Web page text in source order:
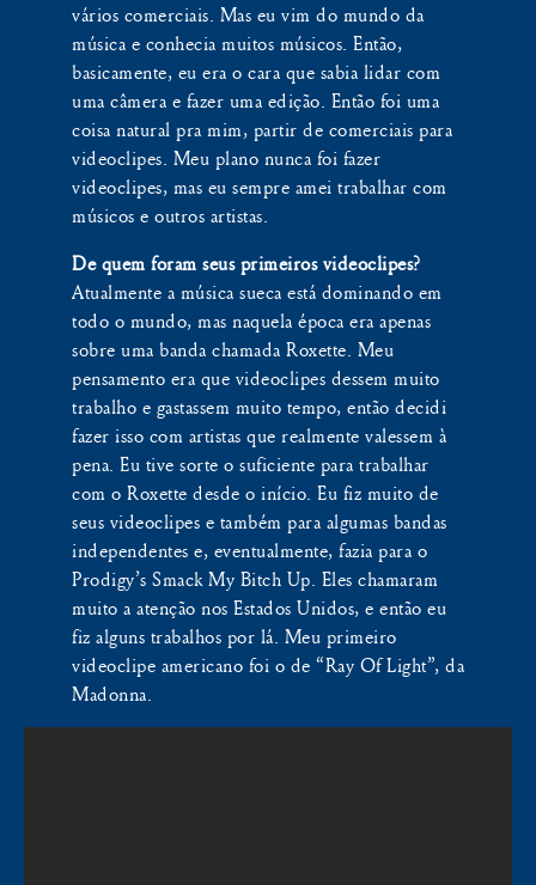
vários comerciais. Mas eu vim do mundo da
música e conhecia muitos músicos. Então,
basicamente, eu era o cara que sabia lidar com
uma câmera e fazer uma edição. Então foi uma
coisa natural pra mim, partir de comerciais para
videoclipes. Meu plano nunca foi fazer
videoclipes, mas eu sempre amei trabalhar com
músicos e outros artistas.
De quem foram seus primeiros videoclipes?
Atualmente a música sueca está dominando em
todo o mundo, mas naquela época era apenas
sobre uma banda chamada Roxette. Meu
pensamento era que videoclipes dessem muito
trabalho e gastassem muito tempo, então decidi
fazer isso com artistas que realmente valessem à
pena. Eu tive sorte o suficiente para trabalhar
com o Roxette desde o início. Eu fiz muito de
seus videoclipes e também para algumas bandas
independentes e, eventualmente, fazia para o
Prodigy’s Smack My Bitch Up. Eles chamaram
muito a atenção nos Estados Unidos, e então eu
fiz alguns trabalhos por lá. Meu primeiro
videoclipe americano foi o de “Ray Of Light”, da
Madonna.